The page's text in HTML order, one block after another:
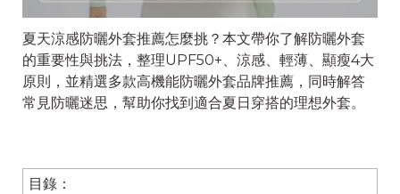
夏天涼感防曬外套推薦怎麼挑？本文帶你了解防曬外套
的重要性與挑法，整理UPF50+、涼感、輕薄、顯瘦4大
原則，並精選多款高機能防曬外套品牌推薦，同時解答
常見防曬迷思，幫助你找到適合夏日穿搭的理想外套。
目錄：